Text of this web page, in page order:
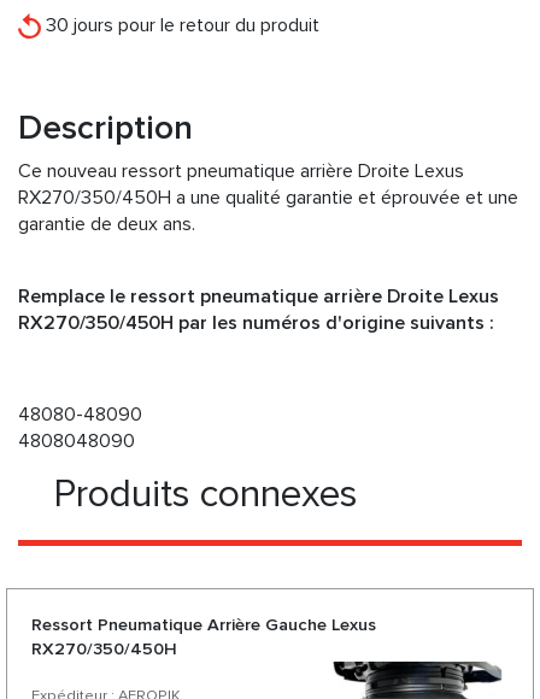
30 jours pour le retour du produit
Description
Ce nouveau ressort pneumatique arrière Droite Lexus
RX270/350/450H a une qualité garantie et éprouvée et une
garantie de deux ans.
Remplace le ressort pneumatique arrière Droite Lexus
RX270/350/450H par les numéros d'origine suivants :
48080-48090
4808048090
Produits connexes
Ressort Pneumatique Arrière Gauche Lexus
RX270/350/450H
Expéditeur : AEROPIK